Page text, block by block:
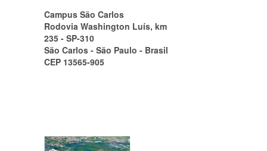
Campus São Carlos
Rodovia Washington Luís, km
235 - SP-310
São Carlos - São Paulo - Brasil
CEP 13565-905